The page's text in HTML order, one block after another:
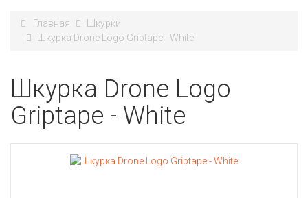
Главная
Шкурки
Шкурка Drone Logo Griptape - White
Шкурка Drone Logo
Griptape - White